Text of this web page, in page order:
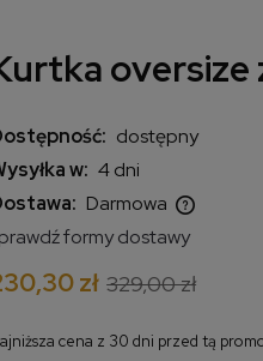
dostępny
w: 4 dni
Darmowa
formy dostawy
zł 329,00 zł
cena z 30 dni przed tą